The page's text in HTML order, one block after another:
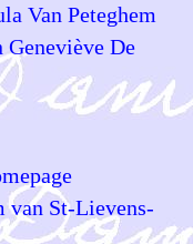
Van Peteghem
Geneviève De
van St-Lievens-